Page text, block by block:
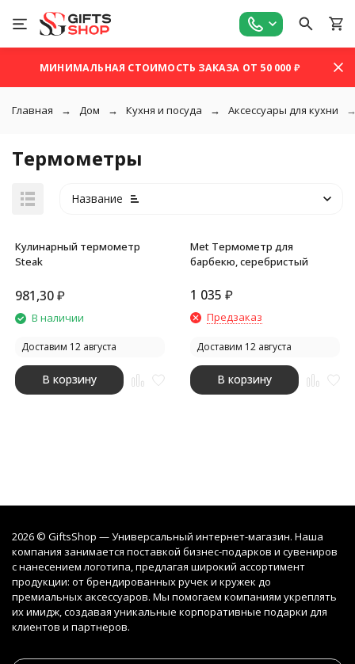
МИНИМАЛЬНАЯ СТОИМОСТЬ ЗАКАЗА ОТ 50 000 ₽
Главная Дом Кухня и посуда Аксессуары для кухни
Термометры
Название
Кулинарный термометр
Steak
981,30₽
В наличии
Доставим 12 августа
В корзину
Met Термометр для
барбекю, серебристый
1 035 ₽
Предзаказ
Доставим 12 августа
В корзину
2026 © GiftsShop — Универсальный интернет-магазин. Наша
компания занимается поставкой бизнес-подарков и сувениров
с нанесением логотипа, предлагая широкий ассортимент
продукции: от брендированных ручек и кружек до
премиальных аксессуаров. Мы помогаем компаниям укреплять
их имидж, создавая уникальные корпоративные подарки для
клиентов и партнеров.